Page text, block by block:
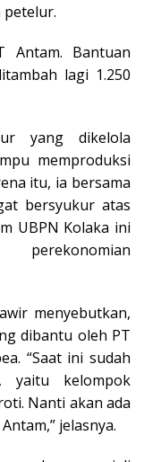
petelur.
Antam. Bantuan
lagi 1.250
yang dikelola
memproduksi
itu, ia bersama
bersyukur atas
UBPN Kolaka ini
menyebutkan,
dibantu oleh PT
“Saat ini sudah
yaitu kelompok
Nanti akan ada
jelasnya.